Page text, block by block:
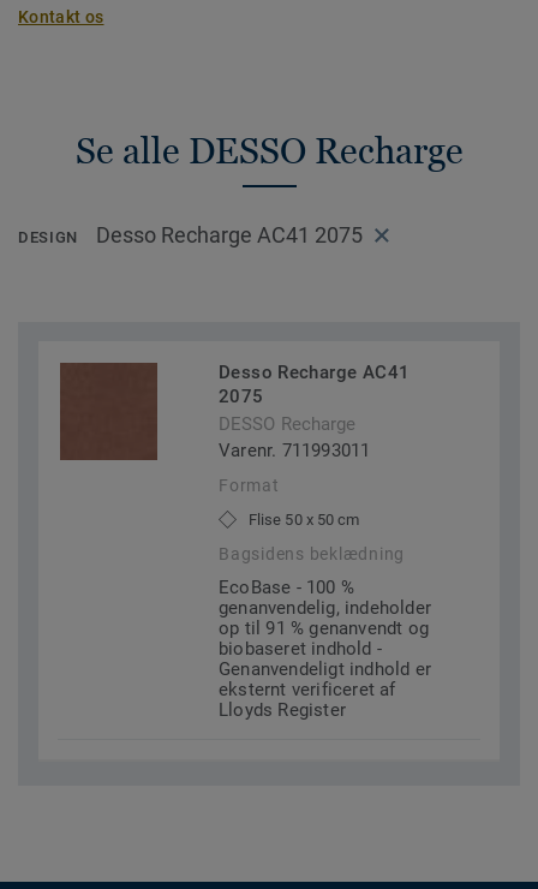
Kontakt os
Se alle DESSO Recharge
DESIGN Desso Recharge AC41 2075
Desso Recharge AC41
2075
DESSO Recharge
Varenr. 711993011
Format
Flise 50 x 50 cm
Bagsidens beklædning
EcoBase - 100 %
genanvendelig, indeholder
op til 91 % genanvendt og
biobaseret indhold -
Genanvendeligt indhold er
eksternt verificeret af
Lloyds Register